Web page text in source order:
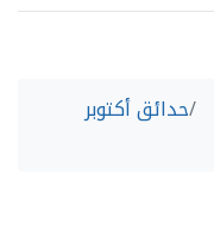
حدائق أكتوبر